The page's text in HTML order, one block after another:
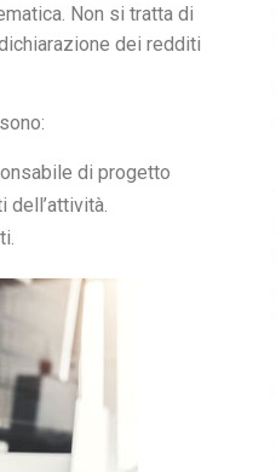
Non si tratta di
dei redditi
di progetto